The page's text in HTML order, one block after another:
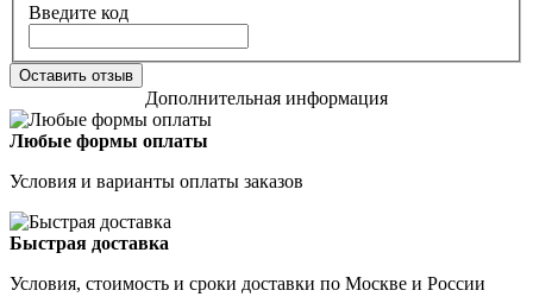
Введите код
Оставить отзыв
Дополнительная информация
Любые формы оплаты
Условия и варианты оплаты заказов
Быстрая доставка
Условия, стоимость и сроки доставки по Москве и России